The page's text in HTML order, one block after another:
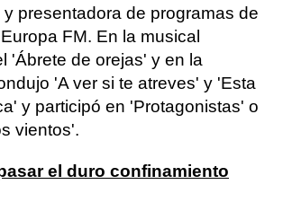
presentadora de programas de
FM. En la musical
'Ábrete de orejas' y en la
'A ver si te atreves' y 'Esta
y participó en 'Protagonistas' o
vientos'.
el duro confinamiento